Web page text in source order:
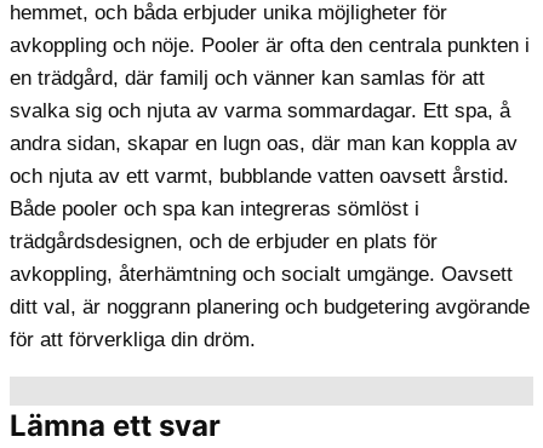
hemmet, och båda erbjuder unika möjligheter för
avkoppling och nöje. Pooler är ofta den centrala punkten i
en trädgård, där familj och vänner kan samlas för att
svalka sig och njuta av varma sommardagar. Ett spa, å
andra sidan, skapar en lugn oas, där man kan koppla av
och njuta av ett varmt, bubblande vatten oavsett årstid.
Både pooler och spa kan integreras sömlöst i
trädgårdsdesignen, och de erbjuder en plats för
avkoppling, återhämtning och socialt umgänge. Oavsett
ditt val, är noggrann planering och budgetering avgörande
för att förverkliga din dröm.
Lämna ett svar